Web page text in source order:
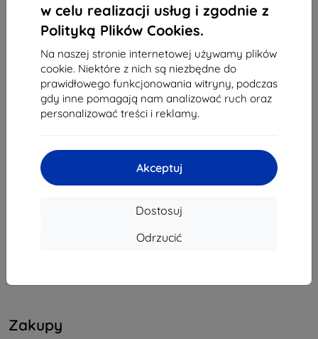
w celu realizacji usług i zgodnie z
Polityką Plików Cookies.
Na naszej stronie internetowej używamy plików
cookie. Niektóre z nich są niezbędne do
prawidłowego funkcjonowania witryny, podczas
gdy inne pomagają nam analizować ruch oraz
personalizować treści i reklamy.
Akceptuj
Dostosuj
Odrzucić
Shield-Sk s.r.o.
Ulica Rudolfa Mocka 3750/2A
841 04 Bratislava
REGON:46701494
NIP VAT: SK2023549671
info@top4mobile.eu
Zakupy